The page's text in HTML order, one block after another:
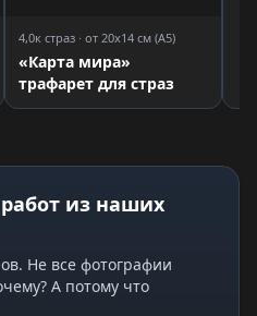
4,0к страз · от 20x14 см (A5)
«Карта мира»
трафарет для страз
из наших
Не все фотографии
А потому что